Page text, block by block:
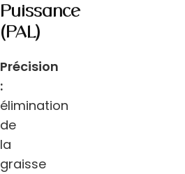
Puissance
(PAL)
Précision
:
élimination
de
la
graisse